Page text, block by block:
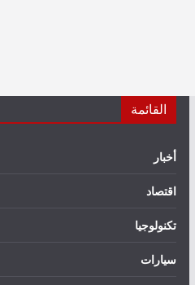
القائمة
أخبار
اقتصاد
تكنولوجيا
سيارات